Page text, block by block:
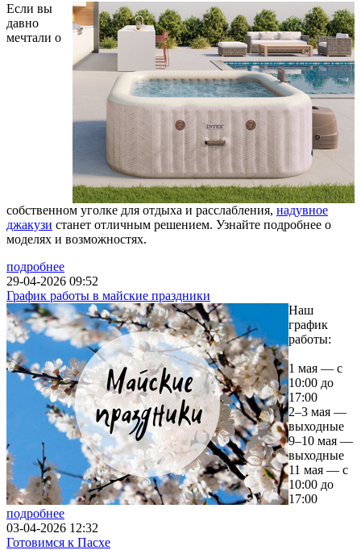
Если вы
давно
мечтали о
собственном уголке для отдыха и расслабления, надувное
джакузи станет отличным решением. Узнайте подробнее о
моделях и возможностях.
подробнее
29-04-2026 09:52
График работы в майские праздники
Наш
график
работы:
1 мая — с
10:00 до
17:00
2–3 мая —
выходные
9–10 мая —
выходные
11 мая — с
10:00 до
17:00
подробнее
03-04-2026 12:32
Готовимся к Пасхе